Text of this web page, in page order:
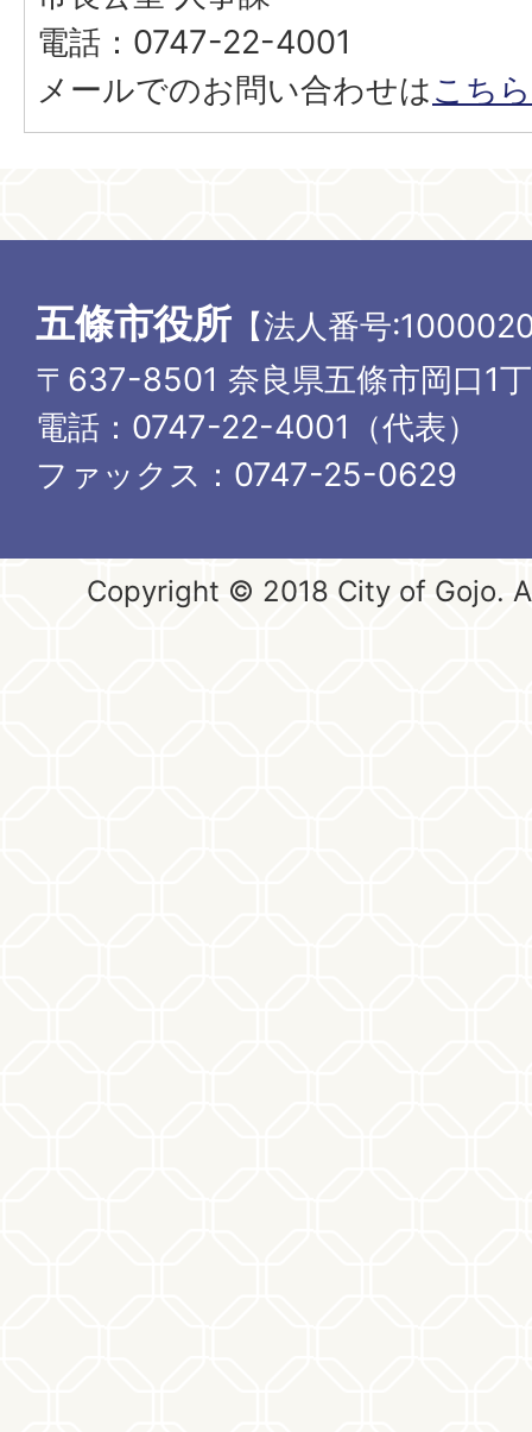
電話：0747-22-4001
メールでのお問い合わせはこちら
五條市役所 【法人番号
〒637-8501 奈良県五條市岡口1
電話：0747-22-4001（代表）
ファックス：0747-25-0629
Copyright © 2018 City of Gojo.